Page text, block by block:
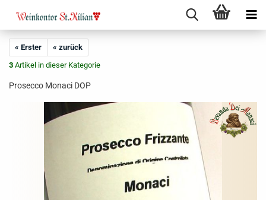
« Erster
« zurück
3 Artikel in dieser Kategorie
Prosecco Monaci DOP